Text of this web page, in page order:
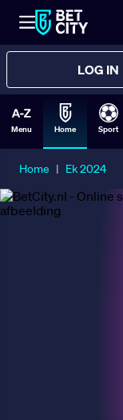
LOG IN
Menu Home Sport
Home | Ek 2024